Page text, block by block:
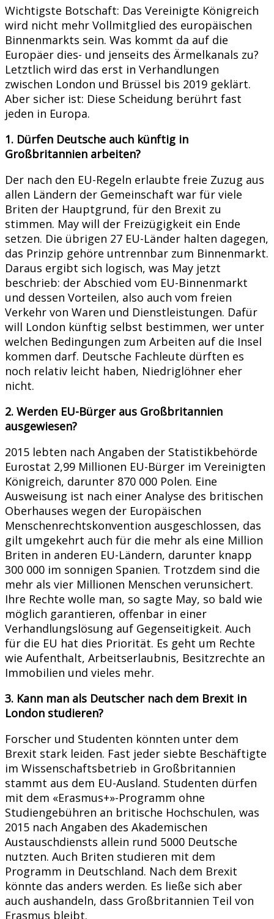
Wichtigste Botschaft: Das Vereinigte Königreich
wird nicht mehr Vollmitglied des europäischen
Binnenmarkts sein. Was kommt da auf die
Europäer dies- und jenseits des Ärmelkanals zu?
Letztlich wird das erst in Verhandlungen
zwischen London und Brüssel bis 2019 geklärt.
Aber sicher ist: Diese Scheidung berührt fast
jeden in Europa.
1. Dürfen Deutsche auch künftig in
Großbritannien arbeiten?
Der nach den EU-Regeln erlaubte freie Zuzug aus
allen Ländern der Gemeinschaft war für viele
Briten der Hauptgrund, für den Brexit zu
stimmen. May will der Freizügigkeit ein Ende
setzen. Die übrigen 27 EU-Länder halten dagegen,
das Prinzip gehöre untrennbar zum Binnenmarkt.
Daraus ergibt sich logisch, was May jetzt
beschrieb: der Abschied vom EU-Binnenmarkt
und dessen Vorteilen, also auch vom freien
Verkehr von Waren und Dienstleistungen. Dafür
will London künftig selbst bestimmen, wer unter
welchen Bedingungen zum Arbeiten auf die Insel
kommen darf. Deutsche Fachleute dürften es
noch relativ leicht haben, Niedriglöhner eher
nicht.
2. Werden EU-Bürger aus Großbritannien
ausgewiesen?
2015 lebten nach Angaben der Statistikbehörde
Eurostat 2,99 Millionen EU-Bürger im Vereinigten
Königreich, darunter 870 000 Polen. Eine
Ausweisung ist nach einer Analyse des britischen
Oberhauses wegen der Europäischen
Menschenrechtskonvention ausgeschlossen, das
gilt umgekehrt auch für die mehr als eine Million
Briten in anderen EU-Ländern, darunter knapp
300 000 im sonnigen Spanien. Trotzdem sind die
mehr als vier Millionen Menschen verunsichert.
Ihre Rechte wolle man, so sagte May, so bald wie
möglich garantieren, offenbar in einer
Verhandlungslösung auf Gegenseitigkeit. Auch
für die EU hat dies Priorität. Es geht um Rechte
wie Aufenthalt, Arbeitserlaubnis, Besitzrechte an
Immobilien und vieles mehr.
3. Kann man als Deutscher nach dem Brexit in
London studieren?
Forscher und Studenten könnten unter dem
Brexit stark leiden. Fast jeder siebte Beschäftigte
im Wissenschaftsbetrieb in Großbritannien
stammt aus dem EU-Ausland. Studenten dürfen
mit dem «Erasmus+»-Programm ohne
Studiengebühren an britische Hochschulen, was
2015 nach Angaben des Akademischen
Austauschdiensts allein rund 5000 Deutsche
nutzten. Auch Briten studieren mit dem
Programm in Deutschland. Nach dem Brexit
könnte das anders werden. Es ließe sich aber
auch aushandeln, dass Großbritannien Teil von
Erasmus bleibt.